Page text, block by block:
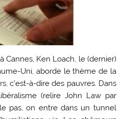
Cannes, Ken Loach, le (dernier)
Uni, aborde le thème de la
c’est-à-dire des pauvres. Dans
(relire John Law par
pas, on entre dans un tunnel